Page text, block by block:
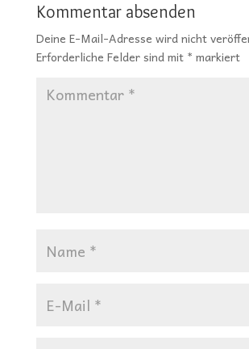
Kommentar absenden
Deine E-Mail-Adresse wird nicht
Erforderliche Felder sind mit * markiert